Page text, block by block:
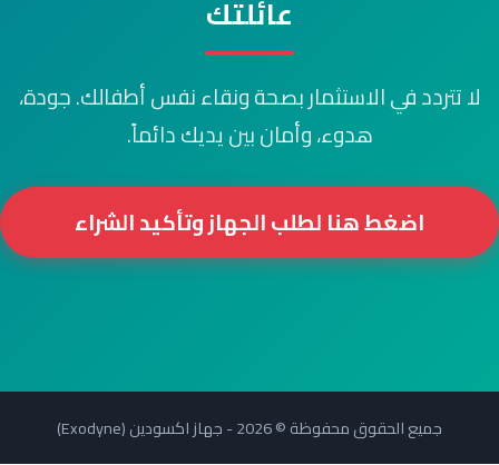
عائلتك
لا تتردد في الاستثمار بصحة ونقاء نفس أطفالك. جودة،
هدوء، وأمان بين يديك دائماً.
اضغط هنا لطلب الجهاز وتأكيد الشراء
جميع الحقوق محفوظة © 2026 - جهاز اكسودين (Exodyne)